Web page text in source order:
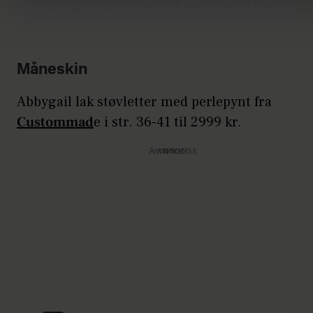
Måneskin
Abbygail lak støvletter med perlepynt fra
Custommade i str. 36-41 til 2999 kr.
Annonce